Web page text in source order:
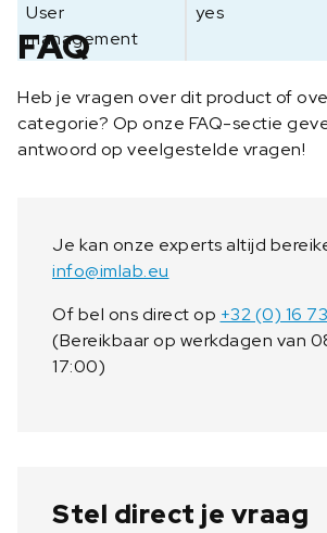
User
management
yes
FAQ
Heb je vragen over dit product of
categorie? Op onze FAQ-sectie
antwoord op veelgestelde vragen!
Je kan onze experts altijd
info@imlab.eu
Of bel ons direct op +32 (0) 16
(Bereikbaar op werkdagen van
17:00)
Stel direct je vraag